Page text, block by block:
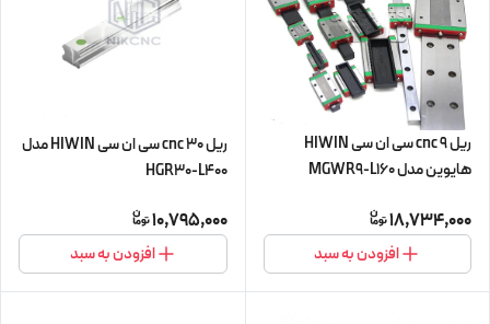
ریل 9 cnc سی ان سی HIWIN
هایوین مدل MGWR9-L160
18,734,000
افزودن به سبد
ریل 30 cnc سی ان سی HIWIN مدل
HGR30-L400
10,795,000
افزودن به سبد